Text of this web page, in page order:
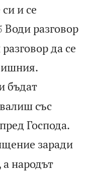
и се
Води разговор
да се
бъдат
със
Господа.
заради
а народът